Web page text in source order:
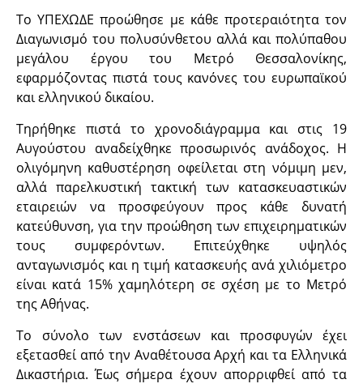
Το ΥΠΕΧΩΔΕ προώθησε με κάθε προτεραιότητα τον
Διαγωνισμό του πολυσύνθετου αλλά και πολύπαθου
μεγάλου έργου του Μετρό Θεσσαλονίκης,
εφαρμόζοντας πιστά τους κανόνες του ευρωπαϊκού
και ελληνικού δικαίου.
Τηρήθηκε πιστά το χρονοδιάγραμμα και στις 19
Αυγούστου αναδείχθηκε προσωρινός ανάδοχος. Η
ολιγόμηνη καθυστέρηση οφείλεται στη νόμιμη μεν,
αλλά παρελκυστική τακτική των κατασκευαστικών
εταιρειών να προσφεύγουν προς κάθε δυνατή
κατεύθυνση, για την προώθηση των επιχειρηματικών
τους συμφερόντων. Επιτεύχθηκε υψηλός
ανταγωνισμός και η τιμή κατασκευής ανά χιλιόμετρο
είναι κατά 15% χαμηλότερη σε σχέση με το Μετρό
της Αθήνας.
Το σύνολο των ενστάσεων και προσφυγών έχει
εξετασθεί από την Αναθέτουσα Αρχή και τα Ελληνικά
Δικαστήρια. Έως σήμερα έχουν απορριφθεί από τα